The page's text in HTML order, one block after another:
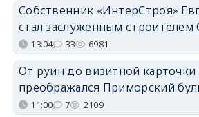
Собственник «ИнтерСтроя»
стал заслуженным строителем
13:04 33 6981
От руин до визитной карточки
преображался Приморский
11:00 7 2109